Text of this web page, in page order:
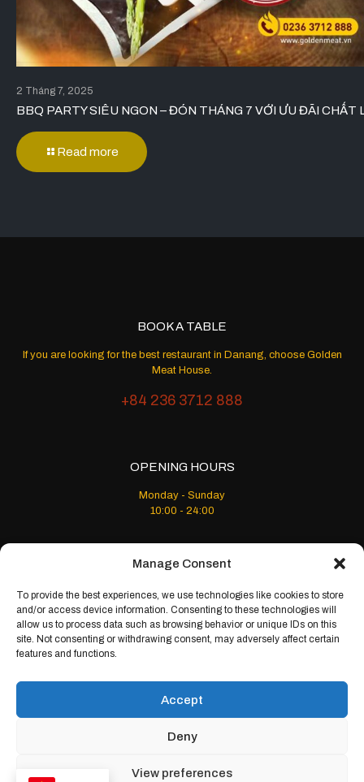
Manage Consent
To provide the best experiences, we use technologies like cookies to store
and/or access device information. Consenting to these technologies will
allow us to process data such as browsing behavior or unique IDs on this
site. Not consenting or withdrawing consent, may adversely affect certain
features and functions.
Accept
Deny
View preferences
2 Tháng 7, 2025
BBQ PARTY SIÊU NGON – ĐÓN THÁNG 7 VỚI ƯU ĐÃI CHẤT
Read more
BOOK A TABLE
If you are looking for the best restaurant in Danang, choose Golden
Meat House.
+84 236 3712 888
OPENING HOURS
Monday - Sunday
10:00 - 24:00
© 2024 Golden Meat House. All Rights Reserved